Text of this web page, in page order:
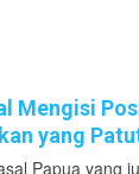
Mengisi
yang
Papua yang